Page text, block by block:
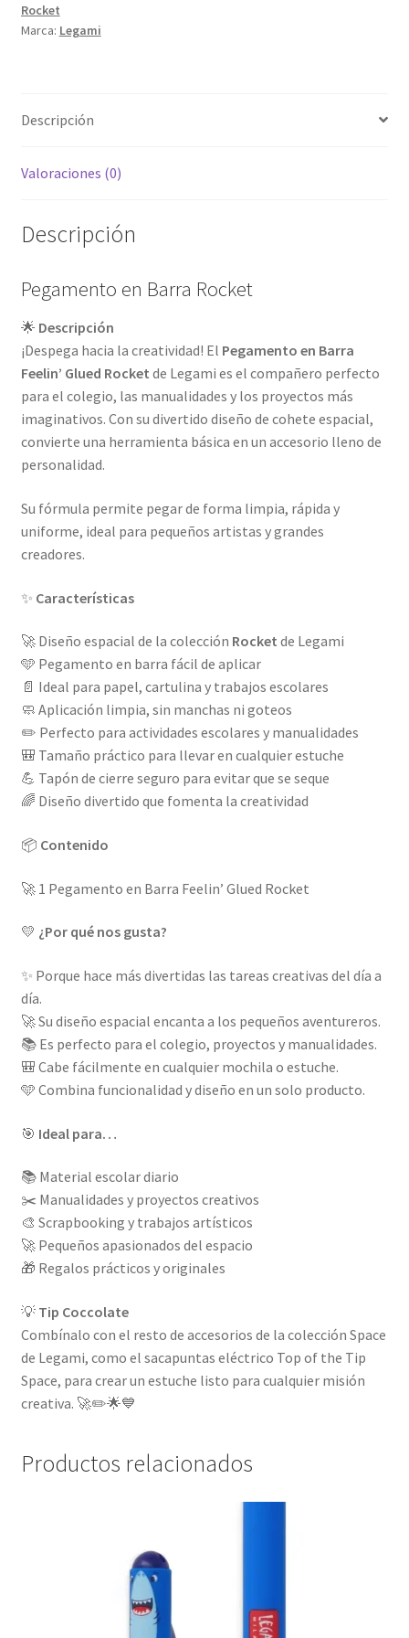
Rocket
Marca: Legami
Descripción
Valoraciones (0)
Descripción
Pegamento en Barra Rocket
🌟 Descripción
¡Despega hacia la creatividad! El Pegamento en Barra
Feelin’ Glued Rocket de Legami es el compañero perfecto
para el colegio, las manualidades y los proyectos más
imaginativos. Con su divertido diseño de cohete espacial,
convierte una herramienta básica en un accesorio lleno de
personalidad.
Su fórmula permite pegar de forma limpia, rápida y
uniforme, ideal para pequeños artistas y grandes
creadores.
✨ Características
🚀 Diseño espacial de la colección Rocket de Legami
🩵 Pegamento en barra fácil de aplicar
📄 Ideal para papel, cartulina y trabajos escolares
🧼 Aplicación limpia, sin manchas ni goteos
✏️ Perfecto para actividades escolares y manualidades
🎒 Tamaño práctico para llevar en cualquier estuche
💪 Tapón de cierre seguro para evitar que se seque
🌈 Diseño divertido que fomenta la creatividad
📦 Contenido
🚀 1 Pegamento en Barra Feelin’ Glued Rocket
💛 ¿Por qué nos gusta?
✨ Porque hace más divertidas las tareas creativas del día a
día.
🚀 Su diseño espacial encanta a los pequeños aventureros.
📚 Es perfecto para el colegio, proyectos y manualidades.
🎒 Cabe fácilmente en cualquier mochila o estuche.
🩵 Combina funcionalidad y diseño en un solo producto.
🎯 Ideal para…
📚 Material escolar diario
✂️ Manualidades y proyectos creativos
🎨 Scrapbooking y trabajos artísticos
🚀 Pequeños apasionados del espacio
🎁 Regalos prácticos y originales
💡 Tip Coccolate
Combínalo con el resto de accesorios de la colección Space
de Legami, como el sacapuntas eléctrico Top of the Tip
Space, para crear un estuche listo para cualquier misión
creativa. 🚀✏️🌟💙
Productos relacionados